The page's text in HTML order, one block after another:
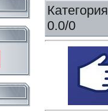
Категория
0.0/0